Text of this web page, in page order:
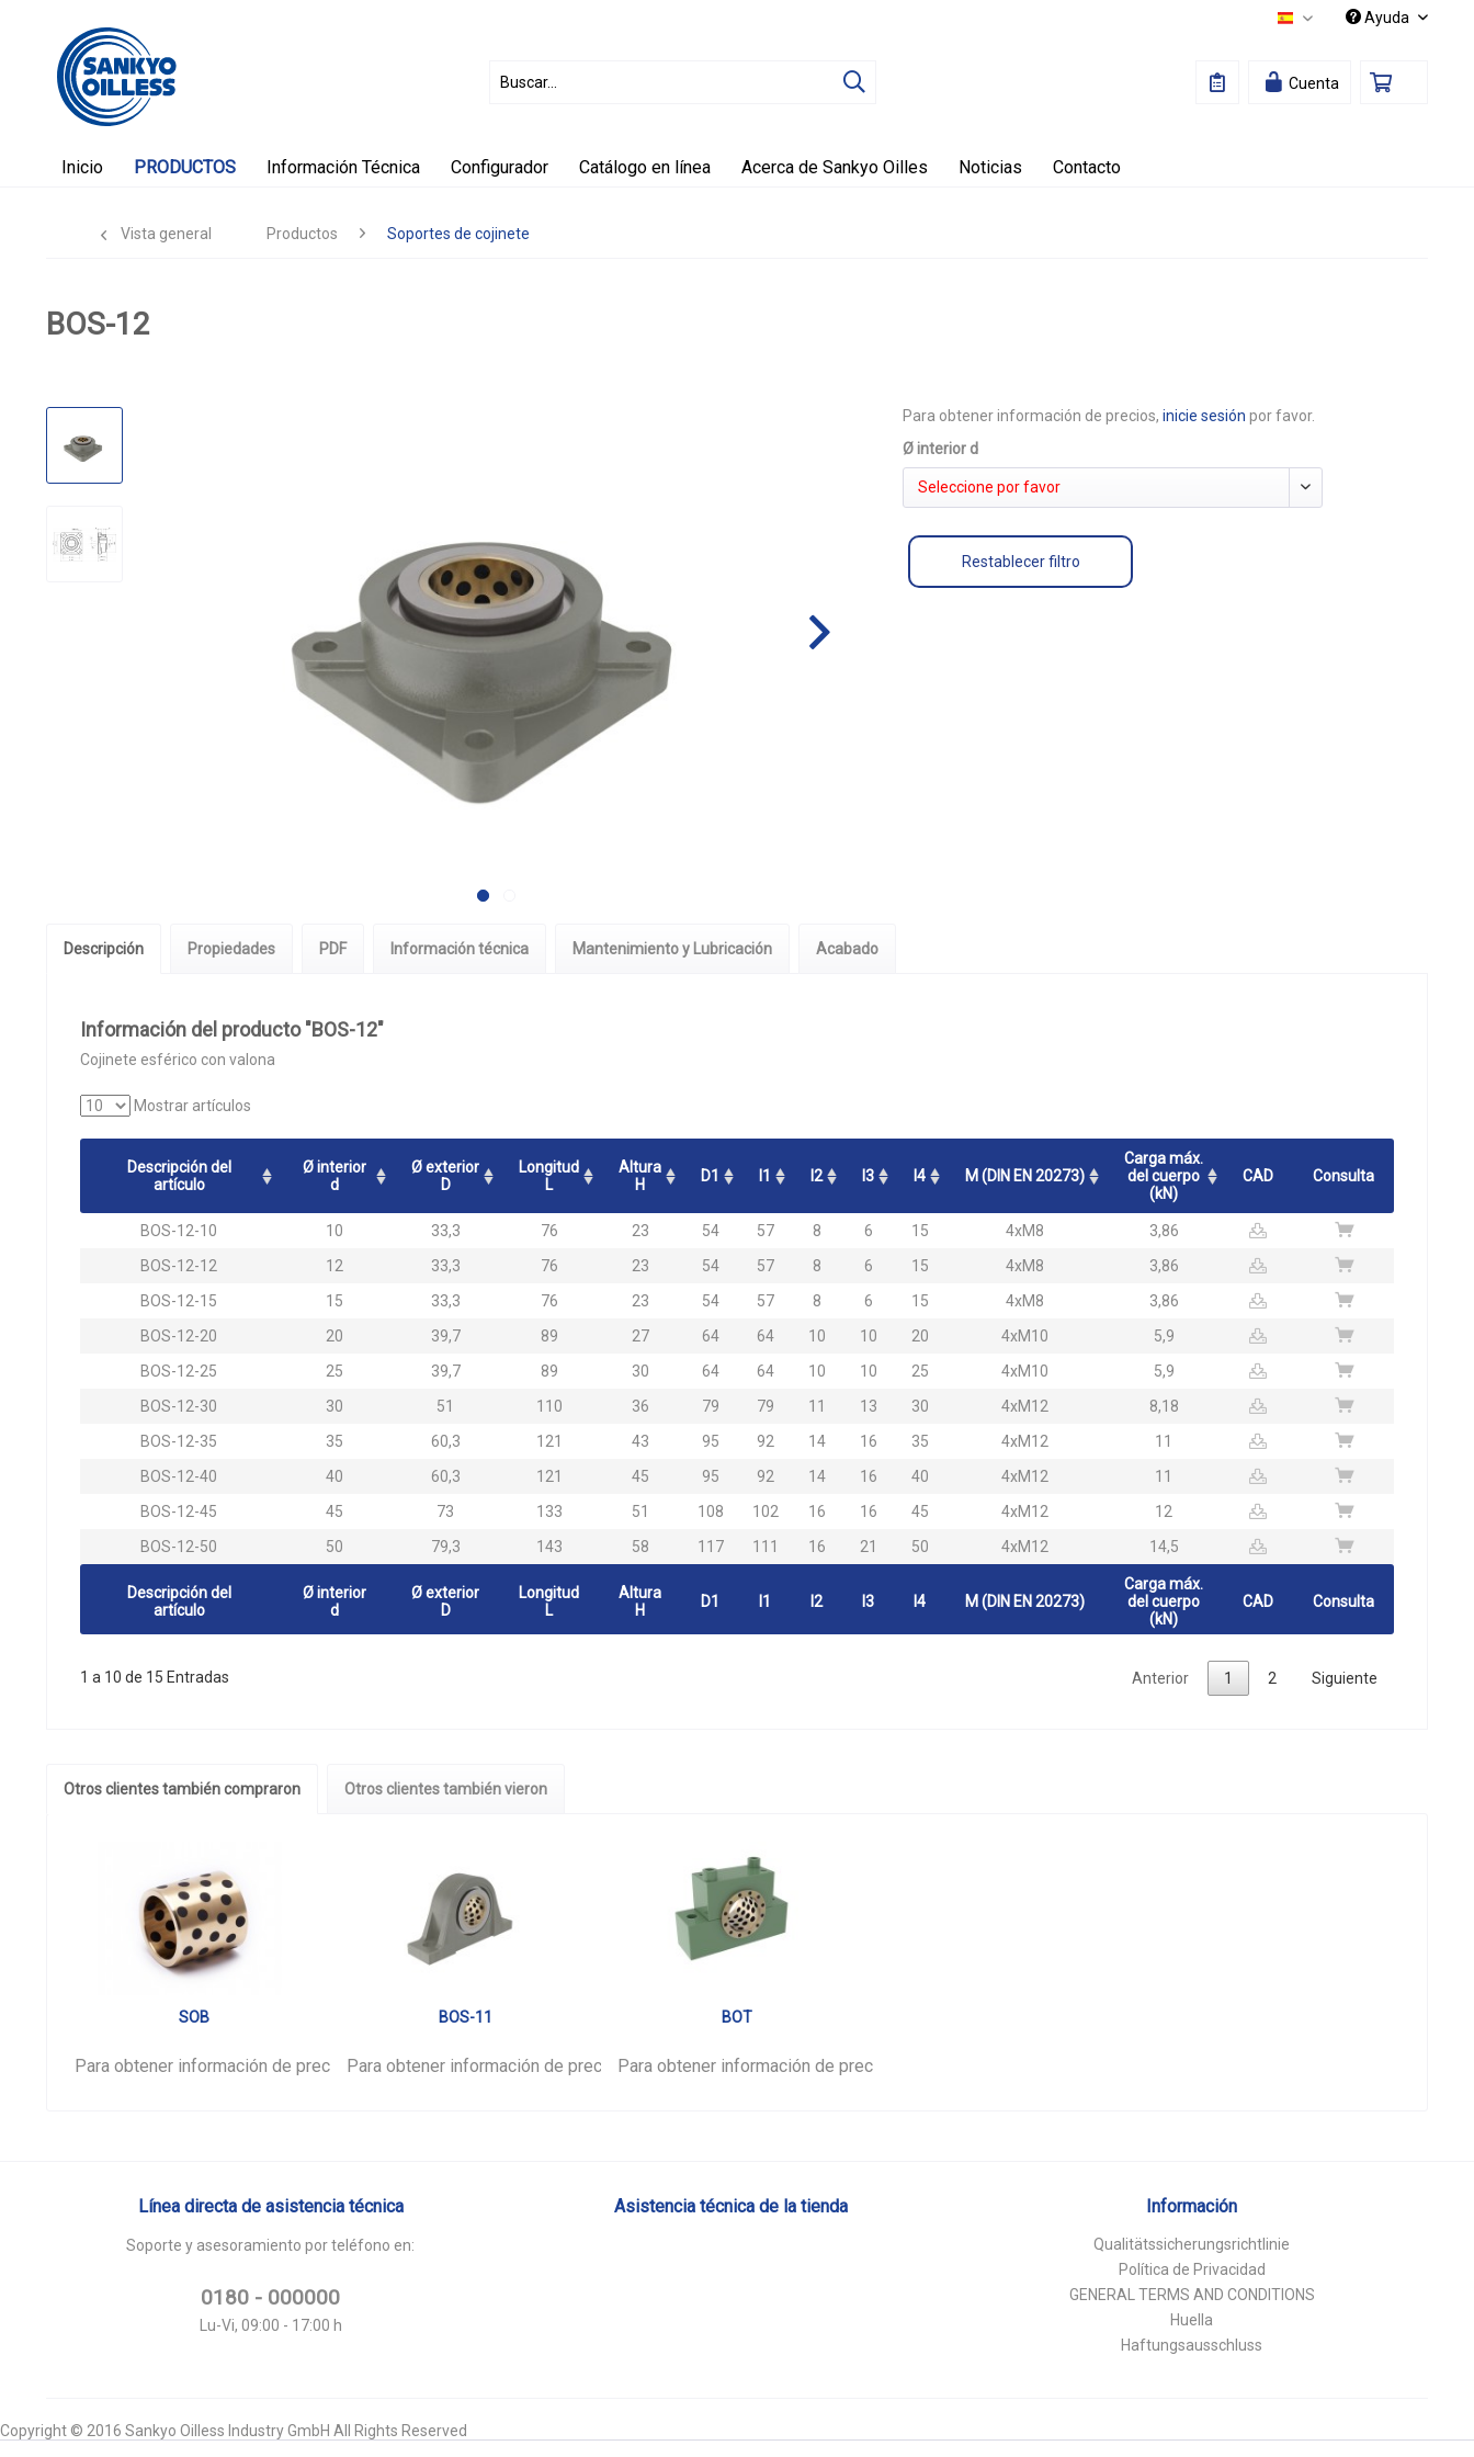
Español Ayuda
Cuenta
Inicio PRODUCTOS Información Técnica Configurador Catálogo en línea Acerca de Sankyo Oilles Noticias Contacto
Vista general Productos Soportes de cojinete
BOS-12
Para obtener información de precios,inicie sesión por favor.
Ø interior d
Seleccione por favor
Restablecer filtro
Descripción Propiedades PDF Información técnica Mantenimiento y Lubricación Acabado
Información del producto "BOS-12"
Cojinete esférico con valona
Mostrar artículos
Descripción del
artículo
Ø interior
d
Ø exterior
D
Longitud
L
Altura
H
D1 l1 l2 l3 l4 M (DIN EN 20273)
Carga máx.
del cuerpo
(kN)
CAD Consulta
BOS-12-10 10 33,3 76 23 54 57 8 6 15 4xM8
3,86
BOS-12-12
12 33,3 76 23 54 57 8 6 15 4xM8
3,86
BOS-12-15
15 33,3 76 23 54 57 8 6 15 4xM8
3,86
BOS-12-20
20 39,7 89 27 64 64 10 10 20 4xM10
5,9
BOS-12-25
25 39,7 89 30 64 64 10 10 25 4xM10
5,9
BOS-12-30
30 51 110 36 79 79 11 13 30 4xM12
8,18
BOS-12-35
35 60,3 121 43 95 92 14 16 35 4xM12
11
BOS-12-40
40 60,3 121 45 95 92 14 16 40 4xM12
11
BOS-12-45
45 73 133 51 108 102 16 16 45 4xM12
12
BOS-12-50
50 79,3 143 58 117 111 16 21 50 4xM12 14,5
Descripción del
artículo
Ø interior
d
Ø exterior
D
Longitud
L
Altura
H
D1 l1 l2 l3 l4 M (DIN EN 20273)
Carga máx.
del cuerpo
(kN)
CAD Consulta
1 a 10 de 15 Entradas Anterior 1 2 Siguiente
Otros clientes también compraron Otros clientes también vieron
SOB
Para obtener información de precios,inicie sesiónpor favor.
BOS-11
Para obtener información de precios,inicie sesiónpor favor.
BOT
Para obtener información de precios,
Línea directa de asistencia técnica
Soporte y asesoramiento por teléfono en:
0180 - 000000
Lu-Vi, 09:00 - 17:00 h
Asistencia técnica de la tienda Información
Qualitätssicherungsrichtlinie
Política de Privacidad
GENERAL TERMS AND CONDITIONS
Huella
Haftungsausschluss
Copyright © 2016 Sankyo Oilless Industry GmbH All Rights Reserved